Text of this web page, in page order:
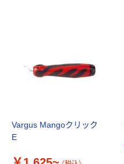
Vargus Mangoクリック
E